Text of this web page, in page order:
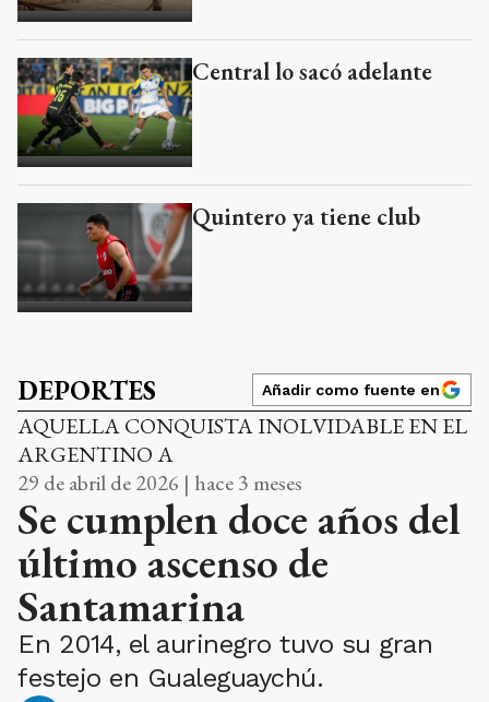
Central lo sacó adelante
Quintero ya tiene club
DEPORTES Añadir como fuente en
AQUELLA CONQUISTA INOLVIDABLE EN EL
ARGENTINO A
29 de abril de 2026 | hace 3 meses
Se cumplen doce años del
último ascenso de
Santamarina
En 2014, el aurinegro tuvo su gran
festejo en Gualeguaychú.